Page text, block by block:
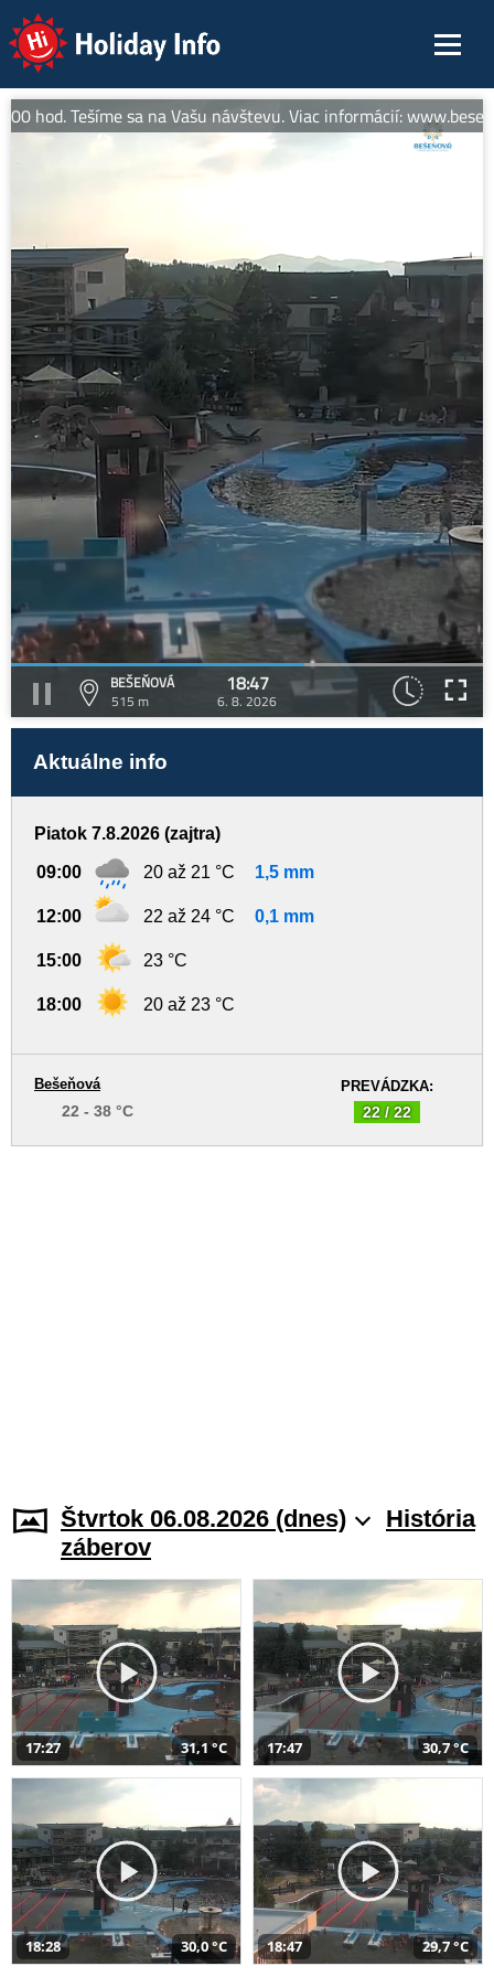
Holiday Info
Tešíme sa na Vašu návštevu. Viac informácií:
BEŠEŇOVÁ
515 m
18:47
6. 8. 2026
Aktuálne info
Piatok 7.8.2026 (zajtra)
09:00 20 až 21 °C 1,5 mm
12:00 22 až 24 °C 0,1 mm
15:00 23 °C
18:00 20 až 23 °C
PREVÁDZKA:
22 / 22
Bešeňová
22 - 38 °C
Štvrtok 06.08.2026 (dnes)
História
záberov
17:27 31,1 °C 17:47 30,7 °C
18:28 30,0 °C 18:47 29,7 °C